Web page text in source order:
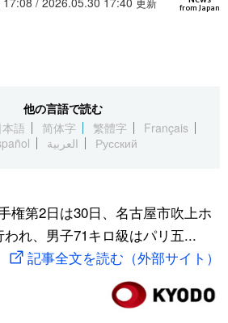
Русский
from Japan
他の言語で読む
本語 简体字 繁體字
Français
العربية Русский
権第2日は30日、名古屋市吹上ホ
れ、男子71キロ級はパリ五...
記事全文を読む（外部サイト）